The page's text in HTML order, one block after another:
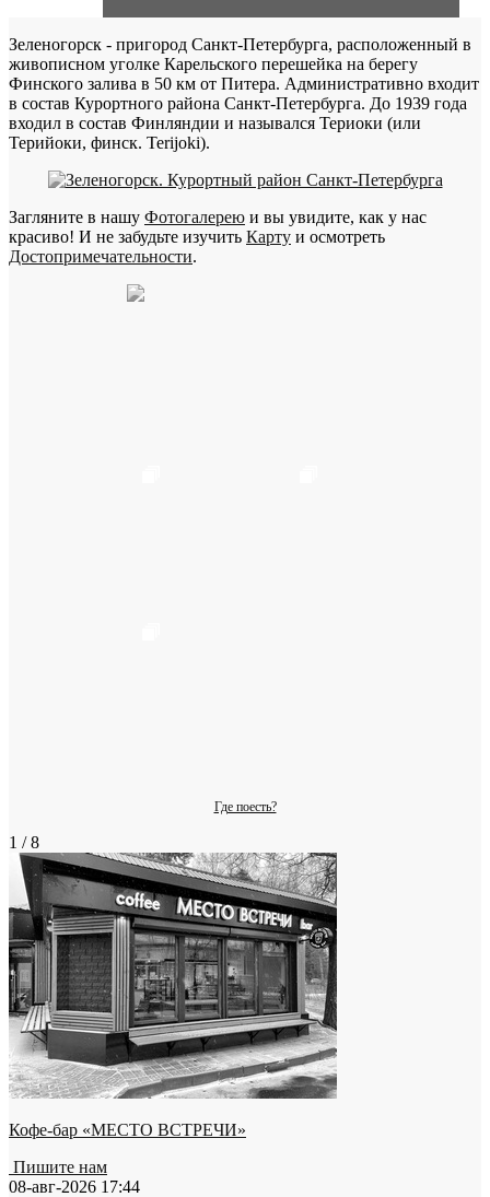
Зеленогорск - пригород Санкт-Петербурга, расположенный в
живописном уголке Карельского перешейка на берегу
Финского залива в 50 км от Питера. Административно входит
в состав Курортного района Санкт-Петербурга. До 1939 года
входил в состав Финляндии и назывался Териоки (или
Терийоки, финск. Terijoki).
Загляните в нашу Фотогалерею и вы увидите, как у нас
красиво! И не забудьте изучить Карту и осмотреть
Достопримечательности.
Где поесть?
1 / 8
Кофе-бар «МЕСТО ВСТРЕЧИ»
Пишите нам
08-авг-2026 17:44